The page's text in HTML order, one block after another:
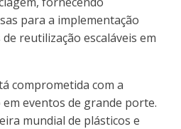
para a implementação
reutilização escaláveis ​​em
comprometida com a
eventos de grande porte.
mundial de plásticos e